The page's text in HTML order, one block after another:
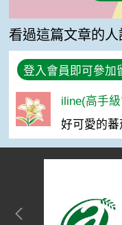
看過這篇文章的人
登入會員即可參加
iline(高手
好可愛的蕃